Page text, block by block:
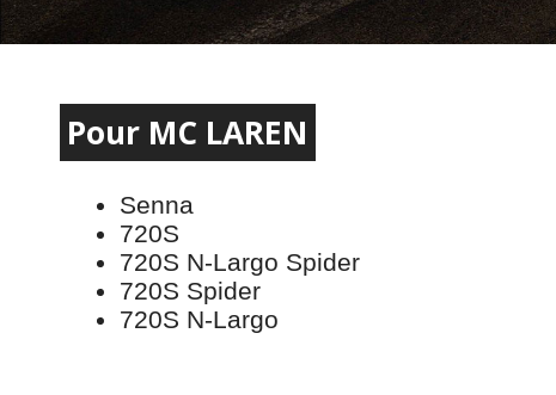
Pour MC LAREN
Senna
720S
720S N-Largo Spider
720S Spider
720S N-Largo